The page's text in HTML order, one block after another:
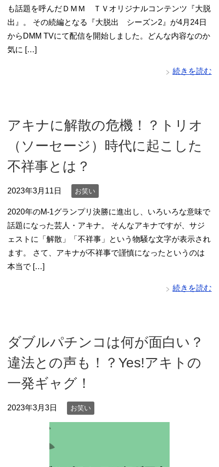
も話題を呼んだＤＭＭ ＴＶオリジナルコンテンツ『大脱
出』。 その続編となる『大脱出 シーズン2』が4月24日
からDMM TVにて配信を開始しました。どんな内容なのか
気に […]
続きを読む
アキナに解散の危機！？トリオ
（ソーセージ）時代に起こした
不祥事とは？
2023年3月11日 お笑い
2020年のM-1グランプリ決勝に進出し、いろいろな意味で
話題になった芸人・アキナ。 そんなアキナですが、サジ
ェストに「解散」「不祥事」という物騒な文字が表示され
ます。 さて、アキナが不祥事で謹慎になったというのは
本当で […]
続きを読む
ダブルパチンコは何が面白い？
違法との声も！？Yes!アキトの
一発ギャグ！
2023年3月3日 お笑い